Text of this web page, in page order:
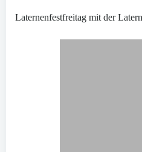
Laternenfestfreitag mit der